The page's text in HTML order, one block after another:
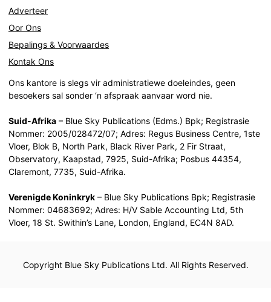
Adverteer
Oor Ons
Bepalings & Voorwaardes
Kontak Ons
Ons kantore is slegs vir administratiewe doeleindes, geen
besoekers sal sonder ‘n afspraak aanvaar word nie.
Suid-Afrika – Blue Sky Publications (Edms.) Bpk; Registrasie
Nommer: 2005/028472/07; Adres: Regus Business Centre, 1ste
Vloer, Blok B, North Park, Black River Park, 2 Fir Straat,
Observatory, Kaapstad, 7925, Suid-Afrika; Posbus 44354,
Claremont, 7735, Suid-Afrika.
Verenigde Koninkryk – Blue Sky Publications Bpk; Registrasie
Nommer: 04683692; Adres: H/V Sable Accounting Ltd, 5th
Vloer, 18 St. Swithin’s Lane, London, England, EC4N 8AD.
Copyright Blue Sky Publications Ltd. All Rights Reserved.